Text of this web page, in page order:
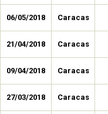
06/05/2018 Caracas
21/04/2018 Caracas
09/04/2018 Caracas
27/03/2018 Caracas